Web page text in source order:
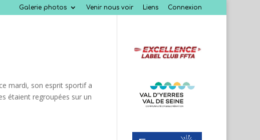
Galerie photos Venir nous voir Liens Connexion
mardi, son esprit sportif a
étaient regroupées sur un